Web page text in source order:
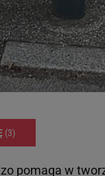
(3)
pomaga w